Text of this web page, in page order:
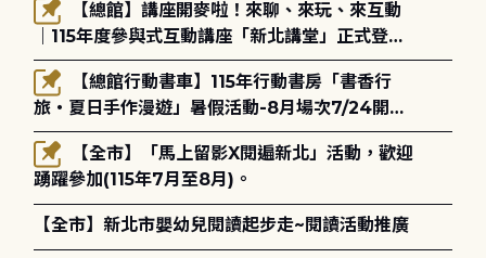
｜115年度參與式互動講座「新北講堂」正式登
場！
旅・夏日手作漫遊」暑假活動-8月場次7/24開始
報名
踴躍參加(115年7月至8月)。
【全市】新北市嬰幼兒閱讀起步走~閱讀活動推廣